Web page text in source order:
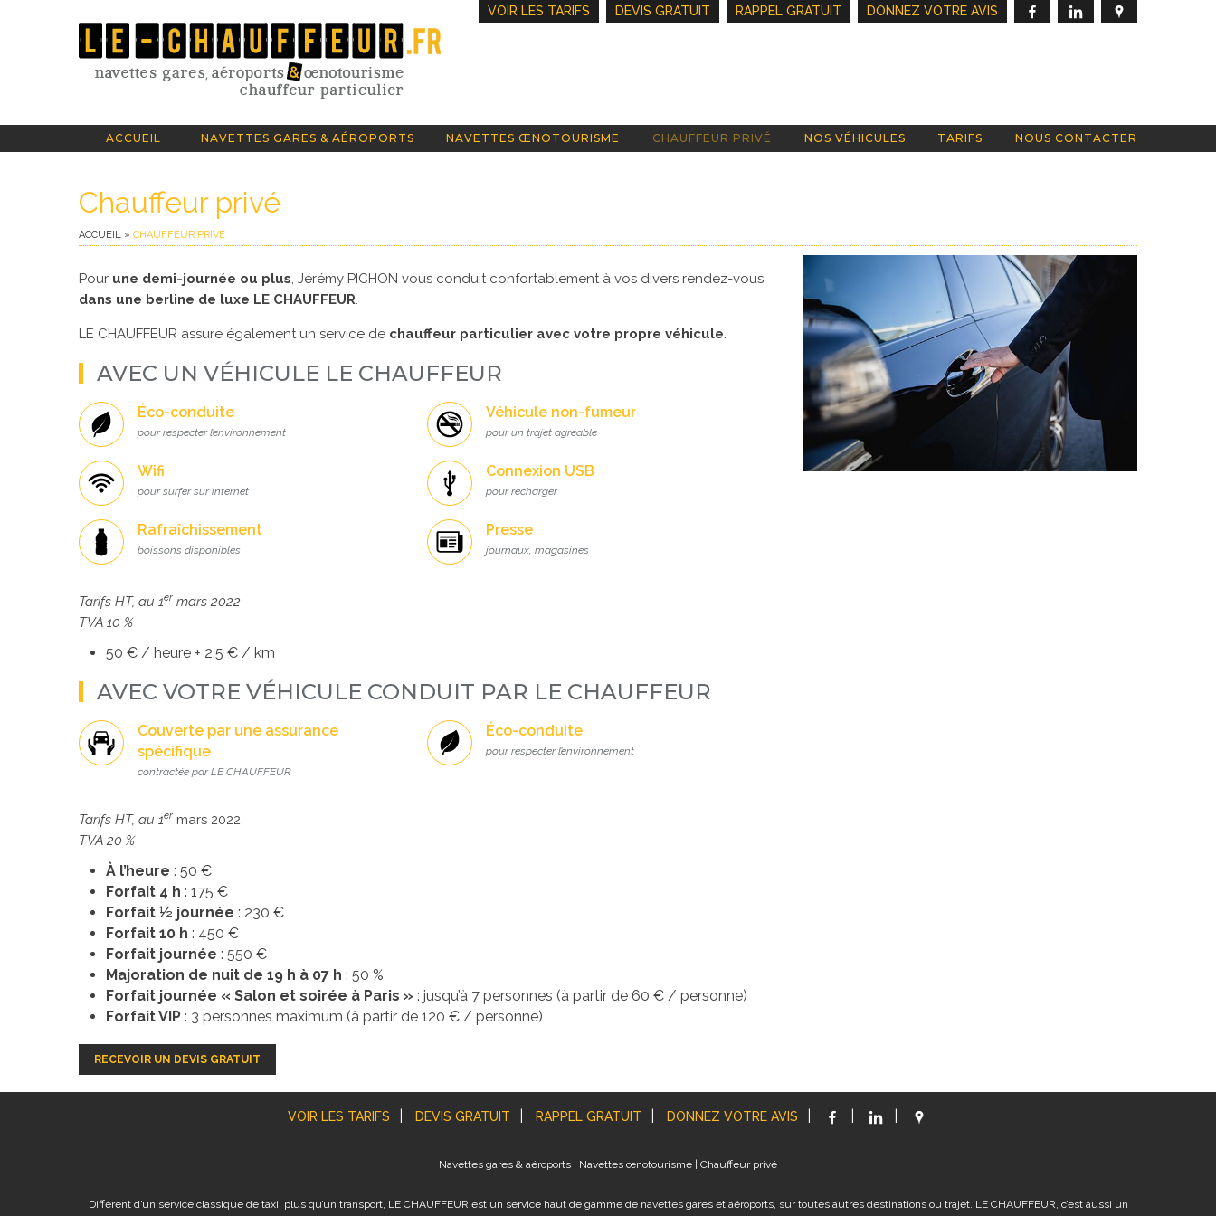
VOIR LES TARIFS DEVIS GRATUIT RAPPEL GRATUIT DONNEZ VOTRE AVIS FACEBOOKLINKEDIN
ACCUEIL NAVETTES GARES & AÉROPORTS NAVETTES ŒNOTOURISME CHAUFFEUR PRIVÉ NOS VÉHICULES TARIFS NOUS CONTACTER
Chauffeur privé
ACCUEIL » CHAUFFEUR PRIVÉ
Pour une demi-journée ou plus, Jérémy PICHON vous conduit confortablement à vos divers rendez-vous
dans une berline de luxe LE CHAUFFEUR.
LE CHAUFFEUR assure également un service de chauffeur particulier avec votre propre véhicule.
AVEC UN VÉHICULE LE CHAUFFEUR
Éco-conduite
pour respecter l’environnement
Véhicule non-fumeur
pour un trajet agréable
Wifi
pour surfer sur internet
Connexion USB
pour recharger
Rafraîchissement
boissons disponibles
Presse
journaux, magasines
Tarifs HT, au 1er mars 2022
TVA 10 %
50 € / heure + 2.5 € / km
AVEC VOTRE VÉHICULE CONDUIT PAR LE CHAUFFEUR
Couverte par une assurance
spécifique
contractée par LE CHAUFFEUR
Éco-conduite
pour respecter l’environnement
Tarifs HT, au 1er mars 2022
TVA 20 %
À l’heure : 50 €
Forfait 4 h : 175 €
Forfait ½ journée : 230 €
Forfait 10 h : 450 €
Forfait journée : 550 €
Majoration de nuit de 19 h à 07 h : 50 %
Forfait journée « Salon et soirée à Paris » : jusqu’à 7 personnes (à partir de 60 € / personne)
Forfait VIP : 3 personnes maximum (à partir de 120 € / personne)
RECEVOIR UN DEVIS GRATUIT
VOIR LES TARIFS DEVIS GRATUIT RAPPEL GRATUIT DONNEZ VOTRE AVIS FACEBOOKLINKEDIN
Navettes gares & aéroports | Navettes œnotourisme | Chauffeur privé
Différent d’un service classique de taxi, plus qu’un transport, LE CHAUFFEUR est un service haut de gamme de navettes gares et aéroports, sur toutes autres destinations ou trajet. LE CHAUFFEUR, c’est aussi un